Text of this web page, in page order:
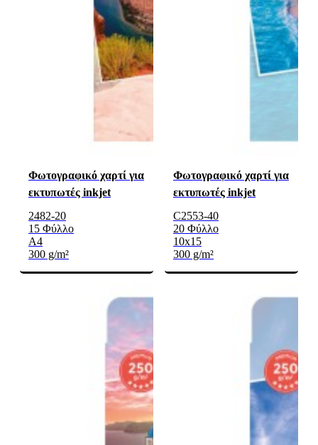
Φωτογραφικό χαρτί για
εκτυπωτές inkjet
2482-20
15 Φύλλο
A4
300 g/m²
Φωτογραφικό χαρτί για
εκτυπωτές inkjet
C2553-40
20 Φύλλο
10x15
300 g/m²